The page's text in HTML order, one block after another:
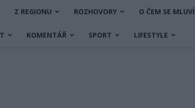
Z REGIONU ROZHOVORY O ČEM SE MLUVÍ
KOMENTÁŘ SPORT LIFESTYLE